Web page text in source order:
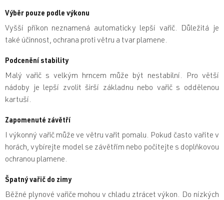
Výběr pouze podle výkonu
Vyšší příkon neznamená automaticky lepší vařič. Důležitá je
také účinnost, ochrana proti větru a tvar plamene.
Podcenění stability
Malý vařič s velkým hrncem může být nestabilní. Pro větší
nádoby je lepší zvolit širší základnu nebo vařič s oddělenou
kartuší.
Zapomenuté závětří
I výkonný vařič může ve větru vařit pomalu. Pokud často vaříte v
horách, vybírejte model se závětřím nebo počítejte s doplňkovou
ochranou plamene.
Špatný vařič do zimy
Běžné plynové vařiče mohou v chladu ztrácet výkon. Do nízkých